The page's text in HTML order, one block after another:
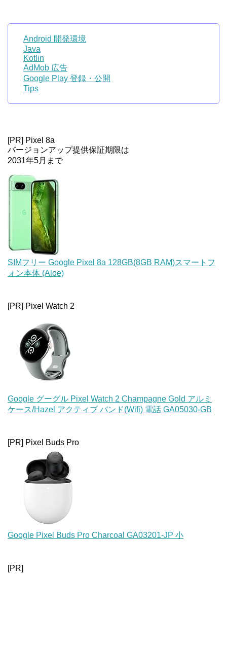
Android 開発環境
Java
Kotlin
AdMob 広告
Google Play 登録・公開
Tips
[PR] Pixel 8a
バージョンアップ提供保証期限は
2031年5月まで
SIMフリー Google Pixel 8a 128GB(8GB RAM)スマートフ
ォン本体 (Aloe)
[PR] Pixel Watch 2
Google グーグル Pixel Watch 2 Champagne Gold アルミ
ケース/Hazel アクティブ バンド(Wifi) 電話 GA05030-GB
[PR] Pixel Buds Pro
Google Pixel Buds Pro Charcoal GA03201-JP 小
[PR]